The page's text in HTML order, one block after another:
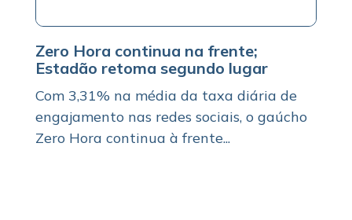
Zero Hora continua na frente;
Estadão retoma segundo lugar
Com 3,31% na média da taxa diária de
engajamento nas redes sociais, o gaúcho
Zero Hora continua à frente...